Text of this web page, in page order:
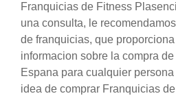
Franquicias de Fitness
una consulta, le
de franquicias, que
informacion sobre la compra
Espana para cualquier
idea de comprar Franquicias